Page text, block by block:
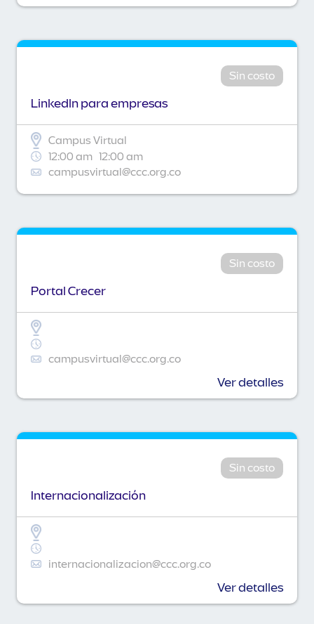
Sin costo
Linkedln para empresas
Campus Virtual
12:00 am 12:00 am
campusvirtual@ccc.org.co
Sin costo
Portal Crecer
campusvirtual@ccc.org.co
Ver detalles
Sin costo
Internacionalización
internacionalizacion@ccc.org.co
Ver detalles